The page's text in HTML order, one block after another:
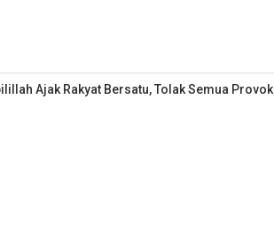
Ajak Rakyat Bersatu, Tolak Semua